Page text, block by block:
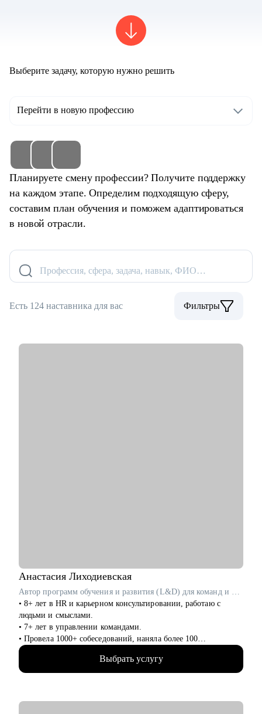
Выберите задачу, которую нужно решить
Перейти в новую профессию
Планируете смену профессии? Получите поддержку
на каждом этапе. Определим подходящую сферу,
составим план обучения и поможем адаптироваться
в новой отрасли.
Профессия, сфера, задача, навык, ФИО…
Есть 124 наставника для вас Фильтры
Анастасия Лиходиевская
Автор программ обучения и развития (L&D) для команд и лидов в Garage Eight / ex-Cindicator, IT-Доминанта
• 8+ лет в HR и карьерном консультировании, работаю с
людьми и смыслами.
• 7+ лет в управлении командами.
• Провела 1000+ собеседований, наняла более 100
сотрудников.
• Работала как в агентском подборе, так и в штате компании
(inhouse): в финансовых технологиях (финтех), IT и
Выбрать услугу